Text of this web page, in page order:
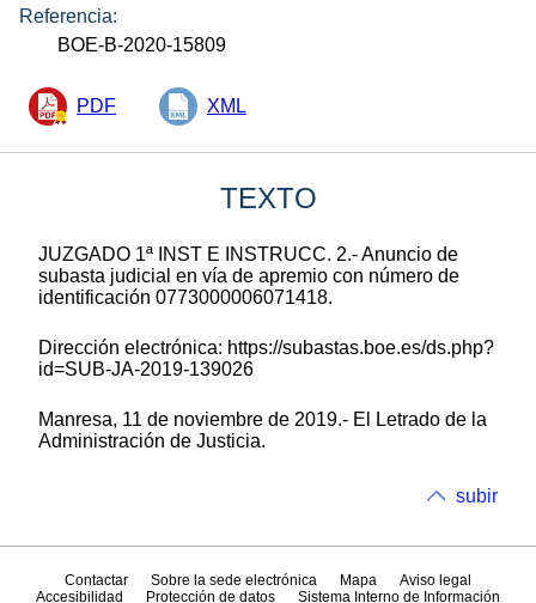
Referencia:
BOE-B-2020-15809
PDF XML
TEXTO
JUZGADO 1ª INST E INSTRUCC. 2.- Anuncio de
subasta judicial en vía de apremio con número de
identificación 0773000006071418.
Dirección electrónica: https://subastas.boe.es/ds.php?
id=SUB-JA-2019-139026
Manresa, 11 de noviembre de 2019.- El Letrado de la
Administración de Justicia.
subir
Contactar Sobre la sede electrónica Mapa
Aviso legal
Accesibilidad
Protección de datos Sistema Interno de Información